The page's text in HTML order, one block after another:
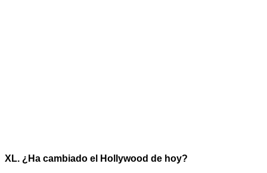
XL. ¿Ha cambiado el Hollywood de hoy?